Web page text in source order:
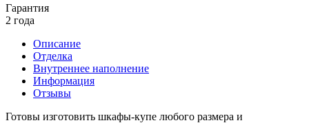
Гарантия
2 года
Описание
Отделка
Внутреннее наполнение
Информация
Отзывы
Готовы изготовить шкафы-купе любого размера и